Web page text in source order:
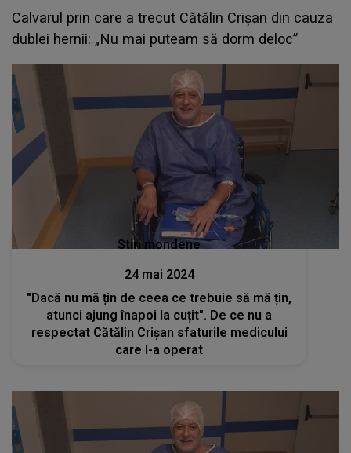
Calvarul prin care a trecut Cătălin Crișan din cauza
dublei hernii: „Nu mai puteam să dorm deloc”
Stiri mondene
24 mai 2024
"Dacă nu mă țin de ceea ce trebuie să mă țin,
atunci ajung înapoi la cuțit". De ce nu a
respectat Cătălin Crișan sfaturile medicului
care l-a operat